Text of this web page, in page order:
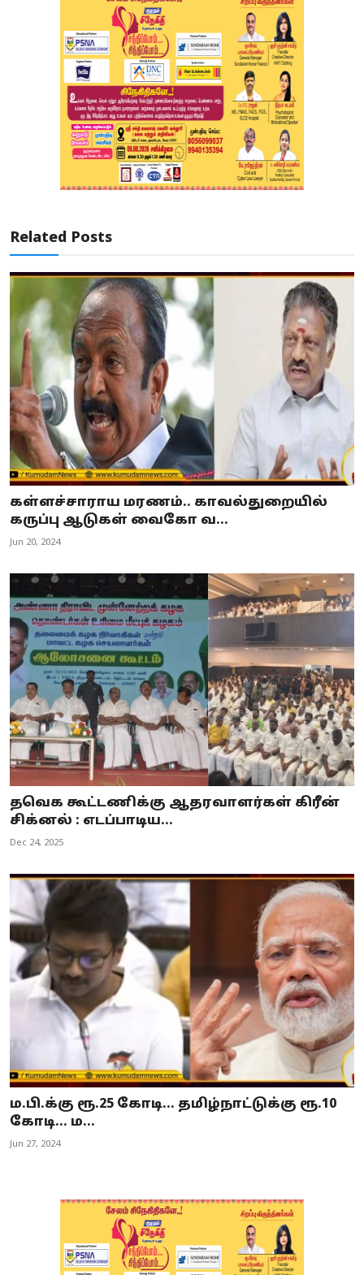
Related Posts
கள்ளச்சாராய மரணம்.. காவல்துறையில்
கருப்பு ஆடுகள் வைகோ வ...
Jun 20, 2024
தவெக கூட்டணிக்கு ஆதரவாளர்கள் கிரீன்
சிக்னல் : எடப்பாடிய...
Dec 24, 2025
ம.பி.க்கு ரூ.25 கோடி... தமிழ்நாட்டுக்கு ரூ.10
கோடி... ம...
Jun 27, 2024